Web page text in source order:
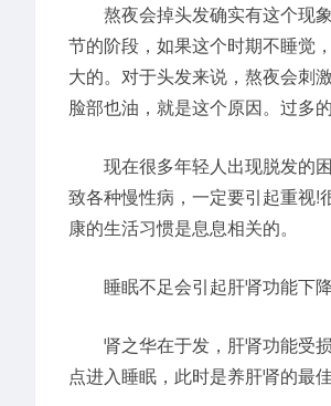
熬夜会掉头发确实有这个现象
节的阶段，如果这个时期不睡觉
大的。对于头发来说，熬夜会刺
脸部也油，就是这个原因。过多
现在很多年轻人出现脱发的困
致各种慢性病，一定要引起重视!
康的生活习惯是息息相关的。
睡眠不足会引起肝肾功能下降
肾之华在于发，肝肾功能受损
点进入睡眠，此时是养肝肾的最佳